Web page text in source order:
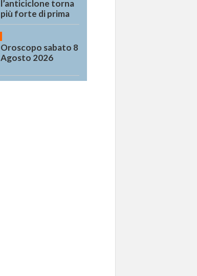
l’anticiclone torna
più forte di prima
Oroscopo sabato 8
Agosto 2026